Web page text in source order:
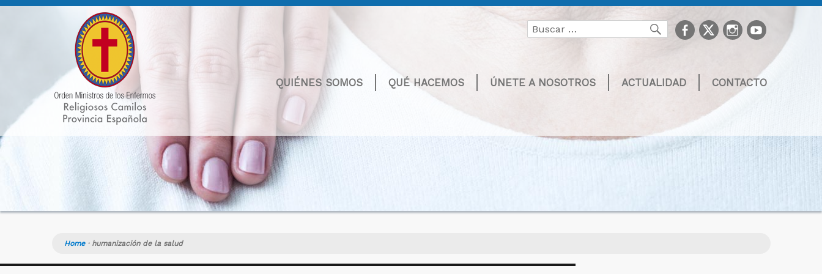
Buscar
por:
Buscarfacebook
TwitterInstagram
youtube
QUIÉNES SOMOS QUÉ HACEMOS ÚNETE A NOSOTROS ACTUALIDAD CONTACTO
Home· humanización de la salud